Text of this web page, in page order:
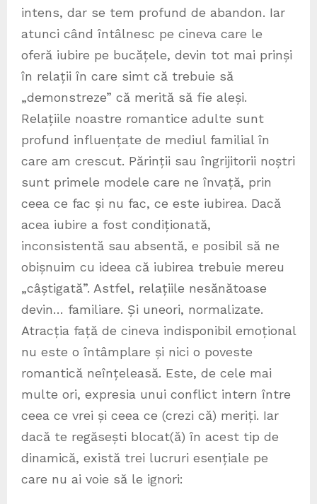
intens, dar se tem profund de abandon. Iar
atunci când întâlnesc pe cineva care le
oferă iubire pe bucățele, devin tot mai prinși
în relații în care simt că trebuie să
„demonstreze” că merită să fie aleși.
Relațiile noastre romantice adulte sunt
profund influențate de mediul familial în
care am crescut. Părinții sau îngrijitorii noștri
sunt primele modele care ne învață, prin
ceea ce fac și nu fac, ce este iubirea. Dacă
acea iubire a fost condiționată,
inconsistentă sau absentă, e posibil să ne
obișnuim cu ideea că iubirea trebuie mereu
„câștigată”. Astfel, relațiile nesănătoase
devin… familiare. Și uneori, normalizate.
Atracția față de cineva indisponibil emoțional
nu este o întâmplare și nici o poveste
romantică neînțeleasă. Este, de cele mai
multe ori, expresia unui conflict intern între
ceea ce vrei și ceea ce (crezi că) meriți. Iar
dacă te regăsești blocat(ă) în acest tip de
dinamică, există trei lucruri esențiale pe
care nu ai voie să le ignori: